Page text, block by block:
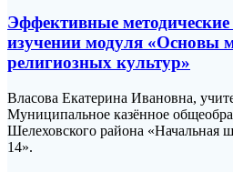
Эффективные
изучении модуля «Основы
религиозных культур»
Власова Екатерина Ивановна,
Муниципальное казённое
Шелеховского района «Начальная
14».